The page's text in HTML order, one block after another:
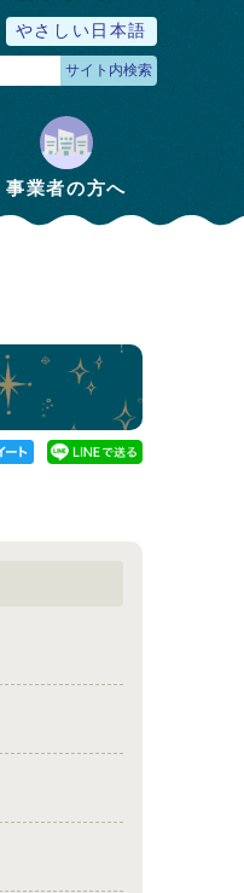
やさしい日本語
サイト内検索
事業者の方へ